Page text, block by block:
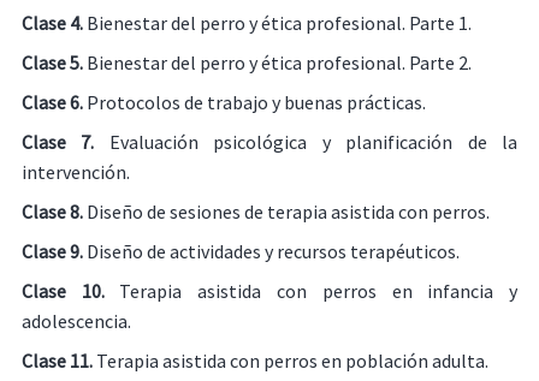
Clase 4.Bienestar del perro y ética profesional. Parte 1.
Clase 5.Bienestar del perro y ética profesional. Parte 2.
Clase 6. Protocolos de trabajo y buenas prácticas.
Clase 7. Evaluación psicológica y planificación de la
intervención.
Clase 8. Diseño de sesiones de terapia asistida con perros.
Clase 9. Diseño de actividades y recursos terapéuticos.
Clase 10. Terapia asistida con perros en infancia y
adolescencia.
Clase 11. Terapia asistida con perros en población adulta.